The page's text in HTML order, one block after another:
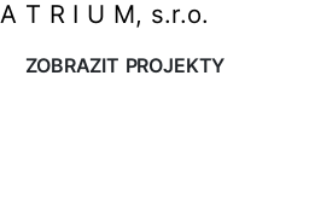
A T R I U M, s.r.o.
ZOBRAZIT PROJEKTY